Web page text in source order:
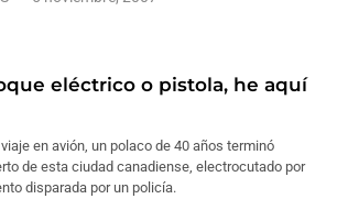
eléctrico o pistola, he aquí
en avión, un polaco de 40 años terminó
de esta ciudad canadiense, electrocutado por
disparada por un policía.